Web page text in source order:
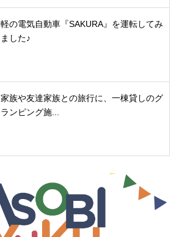
軽の電気自動車『SAKURA』を運転してみ
ました♪
家族や友達家族との旅行に、一棟貸しのグ
ランピング施...